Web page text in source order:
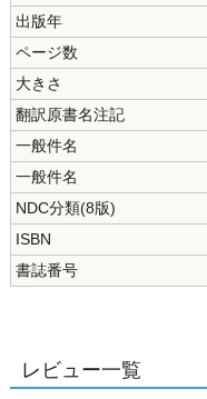
出版年
ページ数
大きさ
翻訳原書名注記
一般件名
一般件名
NDC分類(8版)
ISBN
書誌番号
レビュー一覧